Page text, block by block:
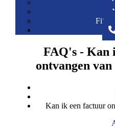
FAQ's - Kan
ontvangen
Kan ik een factuur